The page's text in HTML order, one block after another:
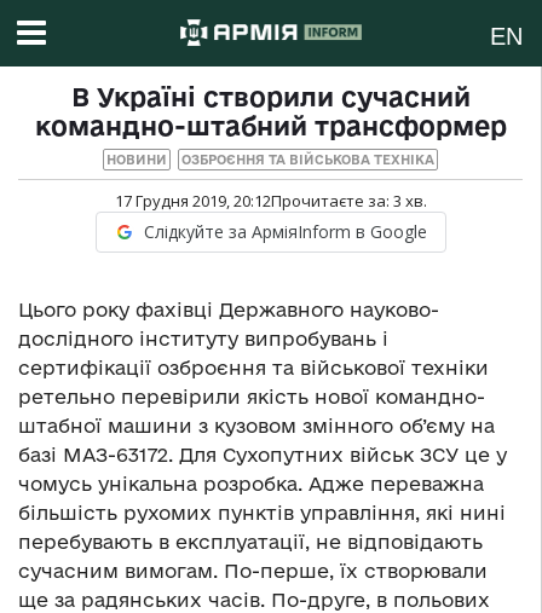
EN
В Україні створили сучасний
командно-штабний трансформер
НОВИНИ ОЗБРОЄННЯ ТА ВІЙСЬКОВА ТЕХНІКА
17 Грудня 2019, 20:12Прочитаєте за: 3 хв.
Слідкуйте за АрміяInform в Google
Цього року фахівці Державного науково-
дослідного інституту випробувань і
сертифікації озброєння та військової техніки
ретельно перевірили якість нової командно-
штабної машини з кузовом змінного об’єму на
базі МАЗ-63172. Для Сухопутних військ ЗСУ це у
чомусь унікальна розробка. Адже переважна
більшість рухомих пунктів управління, які нині
перебувають в експлуатації, не відповідають
сучасним вимогам. По-перше, їх створювали
ще за радянських часів. По-друге, в польових